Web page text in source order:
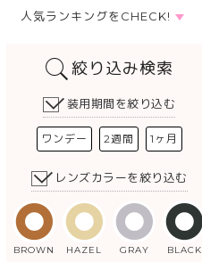
人気ランキングをCHECK!
絞り込み検索
装用期間を絞り込む
ワンデー 2週間 1ヶ月
レンズカラーを絞り込む
BROWN HAZEL GRAY BLACK